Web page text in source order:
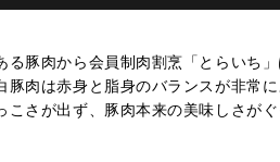
豚肉から会員制肉割烹「とらいち
肉は赤身と脂身のバランスが非常
さが出ず、豚肉本来の美味しさが